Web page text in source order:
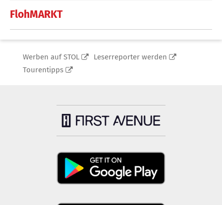
FlohMARKT
Werben auf STOL
Leserreporter werden
Tourentipps